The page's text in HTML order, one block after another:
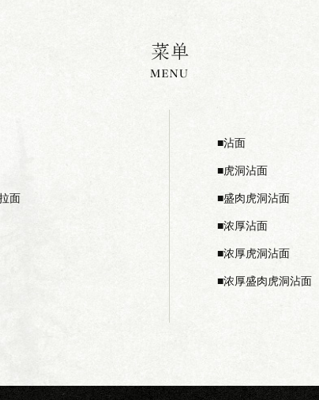
面
沾面
虎洞沾面
盛肉虎洞沾面
浓厚沾面
浓厚虎洞沾面
浓厚盛肉虎洞沾面